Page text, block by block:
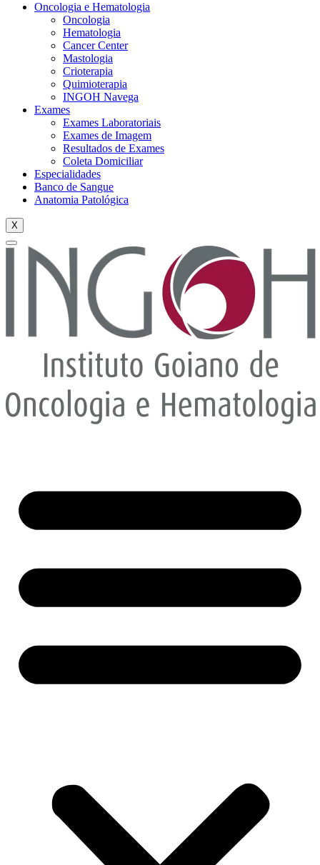
Oncologia e Hematologia
Oncologia
Hematologia
Cancer Center
Mastologia
Crioterapia
Quimioterapia
INGOH Navega
Exames
Exames Laboratoriais
Exames de Imagem
Resultados de Exames
Coleta Domiciliar
Especialidades
Banco de Sangue
Anatomia Patológica
X